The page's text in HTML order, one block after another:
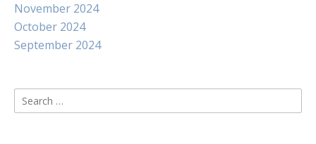
November 2024
October 2024
September 2024
Search
for: